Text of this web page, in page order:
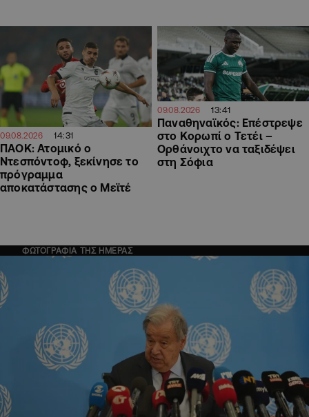
09.08.2026 14:31
ΠΑΟΚ: Ατομικό ο
Ντεσπόντοφ, ξεκίνησε το
πρόγραμμα
αποκατάστασης ο Μεϊτέ
09.08.2026 13:41
Παναθηναϊκός: Επέστρεψε
στο Κορωπί ο Τετέι –
Ορθάνοιχτο να ταξιδέψει
στη Σόφια
ΦΩΤΟΓΡΑΦΙΑ ΤΗΣ ΗΜΕΡΑΣ